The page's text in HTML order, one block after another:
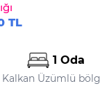
TL
1 Oda
Üzümlü